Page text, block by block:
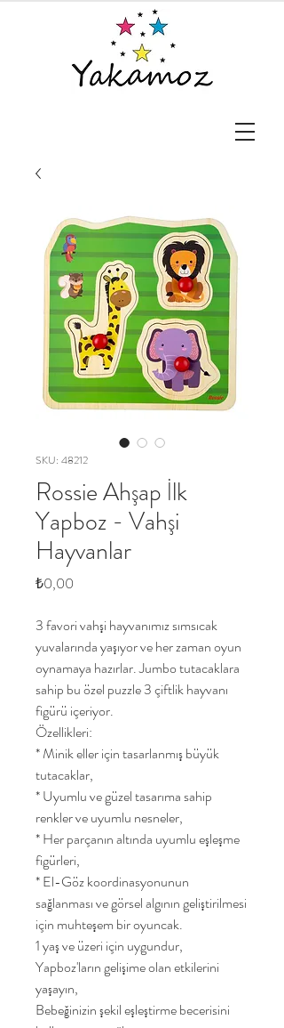
SKU: 48212
Rossie Ahşap İlk
Yapboz - Vahşi
Hayvanlar
₺0,00
3 favori vahşi hayvanımız sımsıcak
yuvalarında yaşıyor ve her zaman oyun
oynamaya hazırlar. Jumbo tutacaklara
sahip bu özel puzzle 3 çiftlik hayvanı
figürü içeriyor.
Özellikleri:
* Minik eller için tasarlanmış büyük
tutacaklar,
* Uyumlu ve güzel tasarıma sahip
renkler ve uyumlu nesneler,
* Her parçanın altında uyumlu eşleşme
figürleri,
* El-Göz koordinasyonunun
sağlanması ve görsel algının geliştirilmesi
için muhteşem bir oyuncak.
1 yaş ve üzeri için uygundur,
Yapboz'ların gelişime olan etkilerini
yaşayın,
Bebeğinizin şekil eşleştirme becerisini